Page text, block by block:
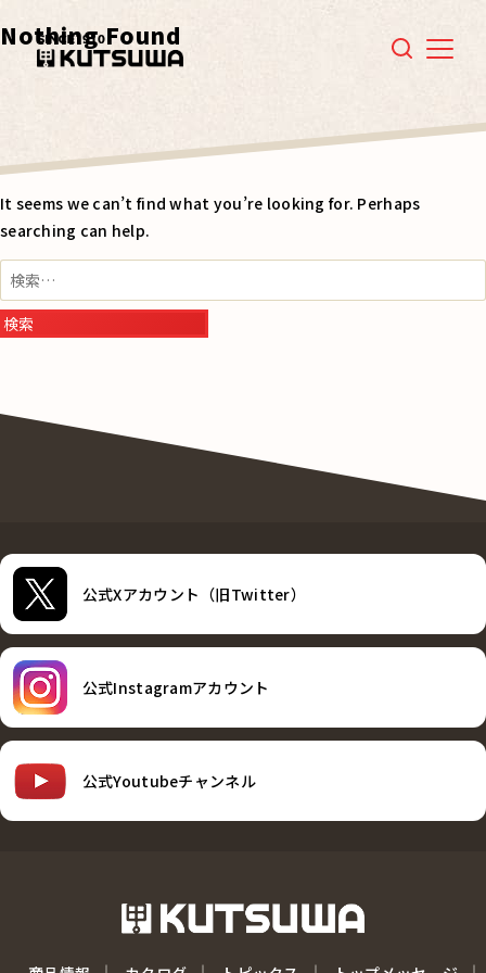
Menu
Nothing Found
It seems we can’t find what you’re looking for. Perhaps
searching can help.
検
索:
公式Xアカウント（旧Twitter）
公式Instagramアカウント
公式Youtubeチャンネル